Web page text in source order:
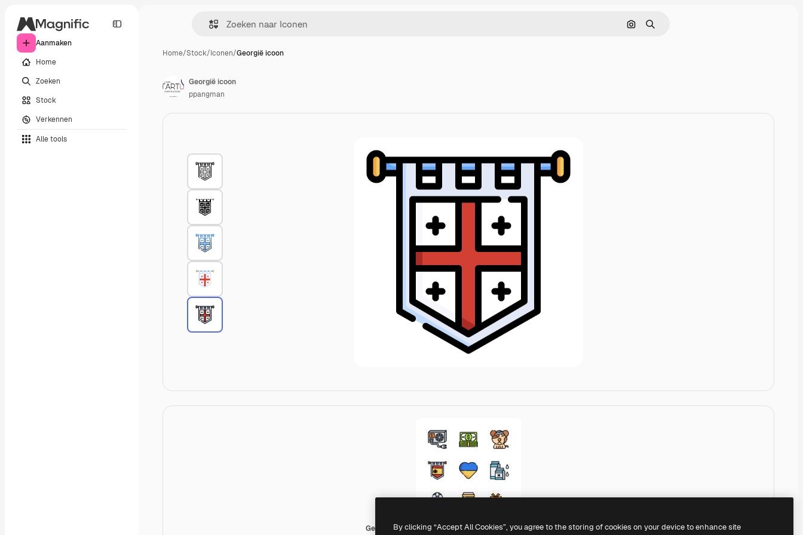
Aanmaken
Home
Zoeken
Stock
Verkennen
Alle tools
Zoeken op afbeelding
Zoeken
Home/Stock/Iconen/Georgië icoon
Generic Outline Color
Georgië icoon
ppangman
By clicking “Accept All Cookies”, you agree to the storing of cookies on your device to enhance site